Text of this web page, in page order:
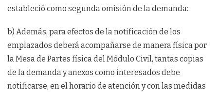
estableció como segunda omisión de la demanda:
b) Además, para efectos de la notificación de los
emplazados deberá acompañarse de manera física por
la Mesa de Partes física del Módulo Civil, tantas copias
de la demanda y anexos como interesados debe
notificarse, en el horario de atención y con las medidas